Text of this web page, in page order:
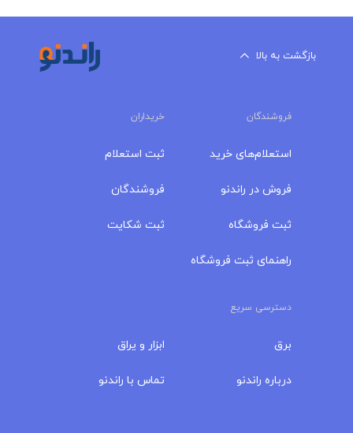
بازگشت به بالا
فروشندگان خریداران
استعلام‌های خرید
فروش در راندنو
ثبت فروشگاه
راهنمای ثبت فروشگاه
ثبت استعلام
فروشندگان
ثبت شکایت
دسترسی سریع
برق
درباره‌ راندنو
ابزار و یراق
تماس با راندنو